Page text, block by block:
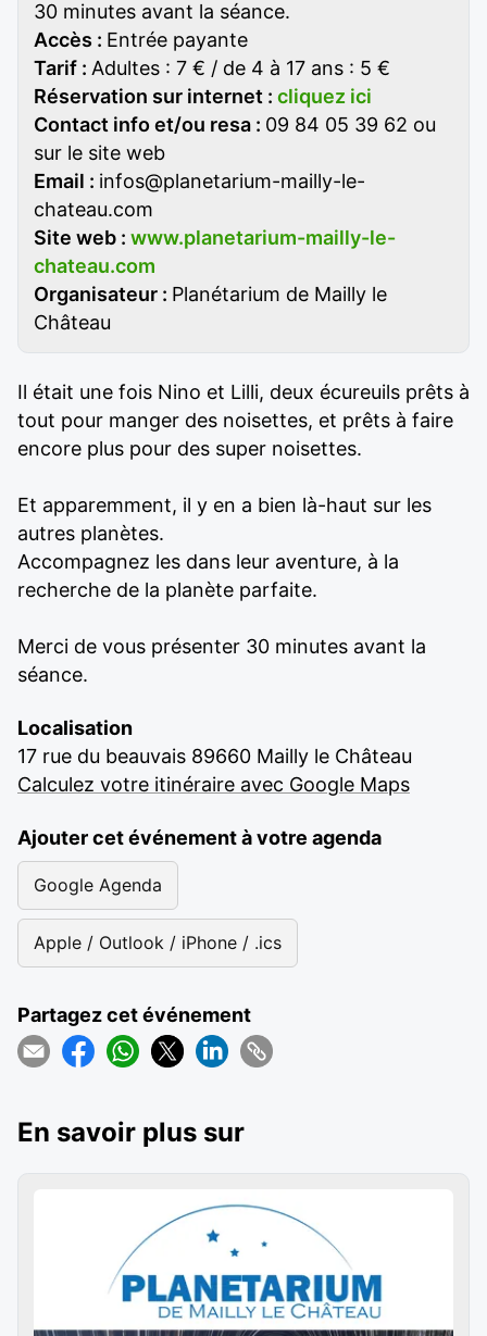
30 minutes avant la séance.
Accès : Entrée payante
Tarif : Adultes : 7 € / de 4 à 17 ans : 5 €
Réservation sur internet : cliquez ici
Contact info et/ou resa : 09 84 05 39 62 ou
sur le site web
Email : infos@planetarium-mailly-le-
chateau.com
Site web : www.planetarium-mailly-le-
chateau.com
Organisateur : Planétarium de Mailly le
Château
Il était une fois Nino et Lilli, deux écureuils prêts à
tout pour manger des noisettes, et prêts à faire
encore plus pour des super noisettes.
Et apparemment, il y en a bien là-haut sur les
autres planètes.
Accompagnez les dans leur aventure, à la
recherche de la planète parfaite.
Merci de vous présenter 30 minutes avant la
séance.
Localisation
17 rue du beauvais 89660 Mailly le Château
Calculez votre itinéraire avec Google Maps
Ajouter cet événement à votre agenda
Google Agenda
Apple / Outlook / iPhone / .ics
Partagez cet événement
En savoir plus sur